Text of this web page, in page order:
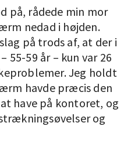
på, rådede min mor
nedad i højden.
på trods af, at der i
55-59 år – kun var 26
Jeg holdt
havde præcis den
have på kontoret, og
og